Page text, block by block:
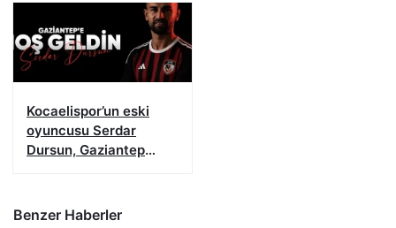
Kocaelispor’un eski
oyuncusu Serdar
Dursun, Gaziantep
Benzer Haberler